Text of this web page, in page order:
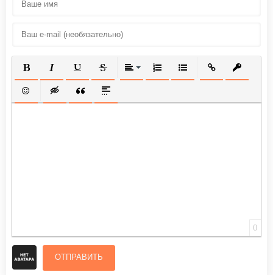
ПОЛУЖИРНЫЙ
КУРСИВПОДЧЕРКНУТЫЙ
ЗАЧЕРКНУТЫЙВЫРАВНИВАНИЕ
НУМЕРОВАННЫЙ СПИСОК
МАРКИРОВАННЫЙ
ВСТАВИТЬ
ВСТАВИТЬ СМАЙЛИК
ВСТАВКА СКРЫТОГО ТЕКСТА
ВСТАВКА ЦИТАТЫ
ВСТАВКА СПОЙЛЕРА
0
ОТПРАВИТЬ